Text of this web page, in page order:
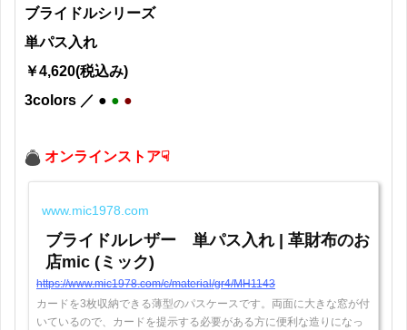
ブライドルシリーズ
単パス入れ
￥4,620(税込み)
3colors ／ ● ● ●
オンラインストア☟
www.mic1978.com
ブライドルレザー 単パス入れ | 革財布のお
店mic (ミック)
https://www.mic1978.com/c/material/gr4/MH1143
カードを3枚収納できる薄型のパスケースです。両面に大きな窓が付
いているので、カードを提示する必要がある方に便利な造りになっ